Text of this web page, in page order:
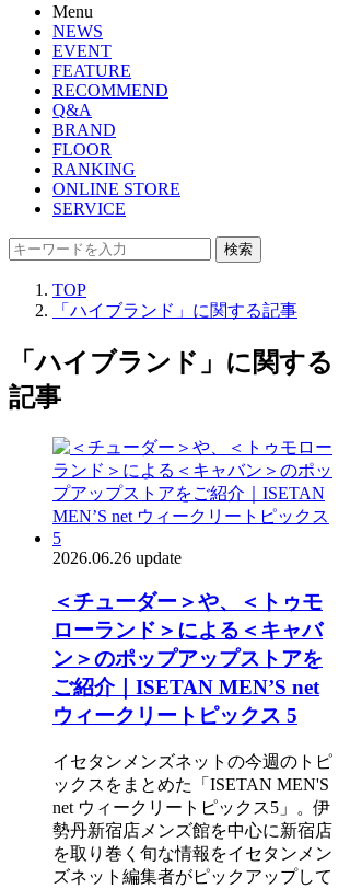
Menu
NEWS
EVENT
FEATURE
RECOMMEND
Q&A
BRAND
FLOOR
RANKING
ONLINE STORE
SERVICE
検索
TOP
「ハイブランド」に関する記事
「ハイブランド」に関する
記事
2026.06.26 update
＜チューダー＞や、＜トゥモ
ローランド＞による＜キャバ
ン＞のポップアップストアを
ご紹介｜ISETAN MEN’S net
ウィークリートピックス 5
イセタンメンズネットの今週のトピ
ックスをまとめた「ISETAN MEN'S
net ウィークリートピックス5」。伊
勢丹新宿店メンズ館を中心に新宿店
を取り巻く旬な情報をイセタンメン
ズネット編集者がピックアップして